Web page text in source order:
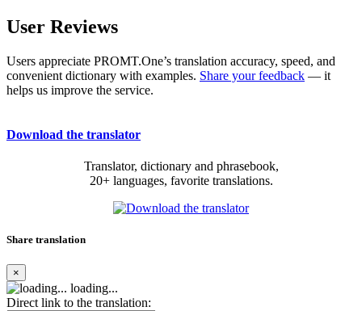
User Reviews
Users appreciate PROMT.One’s translation accuracy, speed, and
convenient dictionary with examples. Share your feedback — it
helps us improve the service.
Download the translator
Translator, dictionary and phrasebook,
20+ languages, favorite translations.
Share translation
×
loading...
Direct link to the translation: